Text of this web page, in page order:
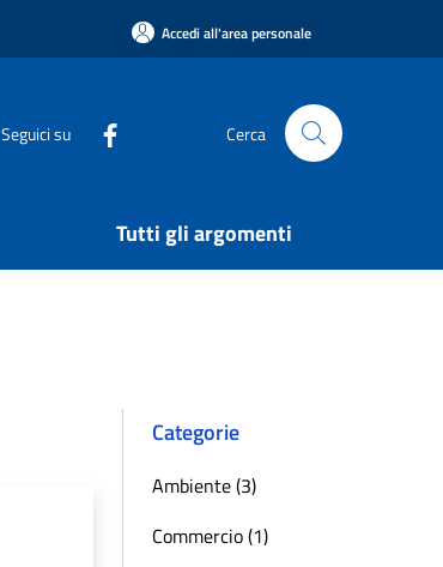
Accedi all'area personale
Seguici su Cerca
Tutti gli argomenti
Categorie
Ambiente (3)
Commercio (1)